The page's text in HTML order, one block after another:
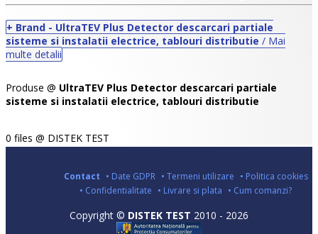
+ Brand - UltraTEV Plus Detector descarcari partiale
sisteme si instalatii electrice, tablouri distributie / Mai
multe detalii
Produse @ UltraTEV Plus Detector descarcari partiale
sisteme si instalatii electrice, tablouri distributie
0 files @ DISTEK TEST
Contact • Date GDPR • Termeni utilizare • Politica cookies
• Confidentialitate • Livrare si plata • Cum comanzi?
Copyright © DISTEK TEST 2010 - 2026